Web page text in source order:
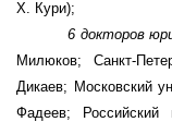
Х. Кури);
6 докторов
Милюков; Санкт-
Дикаев; Московский
Фадеев;
Российский